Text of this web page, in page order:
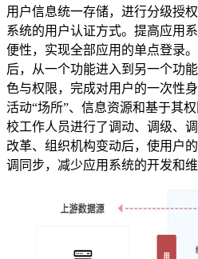
用户信息统一存储，进行分级授
系统的用户认证方式。提高应用
便性，实现全部应用的单点登录
后，从一个功能进入到另一个功
色与权限，完成对用户的一次性
活动“场所”、信息资源和基于其
校工作人员进行了调动、调级、
改革、组织机构变动后，使用户
调同步，减少应用系统的开发和维